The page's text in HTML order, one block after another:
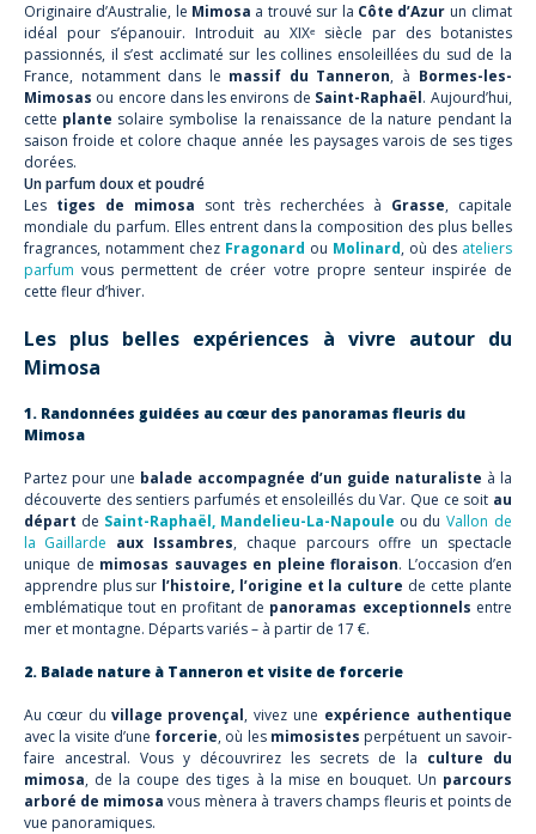
Originaire d’Australie, le Mimosa a trouvé sur la Côte d’Azur un climat
idéal pour s’épanouir. Introduit au XIXᵉ siècle par des botanistes
passionnés, il s’est acclimaté sur les collines ensoleillées du sud de la
France, notamment dans le massif du Tanneron, à Bormes-les-
Mimosas ou encore dans les environs de Saint-Raphaël. Aujourd’hui,
cette plante solaire symbolise la renaissance de la nature pendant la
saison froide et colore chaque année les paysages varois de ses tiges
dorées.
Un parfum doux et poudré
Les tiges de mimosa sont très recherchées à Grasse, capitale
mondiale du parfum. Elles entrent dans la composition des plus belles
fragrances, notamment chez Fragonard ou Molinard, où des ateliers
parfum vous permettent de créer votre propre senteur inspirée de
cette fleur d’hiver.
Les plus belles expériences à vivre autour du
Mimosa
1. Randonnées guidées au cœur des panoramas fleuris du
Mimosa
Partez pour une balade accompagnée d’un guide naturaliste à la
découverte des sentiers parfumés et ensoleillés du Var. Que ce soit au
départ de Saint-Raphaël, Mandelieu-La-Napoule ou du Vallon de
la Gaillarde aux Issambres, chaque parcours offre un spectacle
unique de mimosas sauvages en pleine floraison. L’occasion d’en
apprendre plus sur l’histoire, l’origine et la culture de cette plante
emblématique tout en profitant de panoramas exceptionnels entre
mer et montagne. Départs variés – à partir de 17 €.
2. Balade nature à Tanneron et visite de forcerie
Au cœur du village provençal, vivez une expérience authentique
avec la visite d’une forcerie, où les mimosistes perpétuent un savoir-
faire ancestral. Vous y découvrirez les secrets de la culture du
mimosa, de la coupe des tiges à la mise en bouquet. Un parcours
arboré de mimosa vous mènera à travers champs fleuris et points de
vue panoramiques.